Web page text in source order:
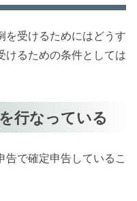
を受けるためにはどうす
けるための条件としては
行なっている
告で確定申告しているこ